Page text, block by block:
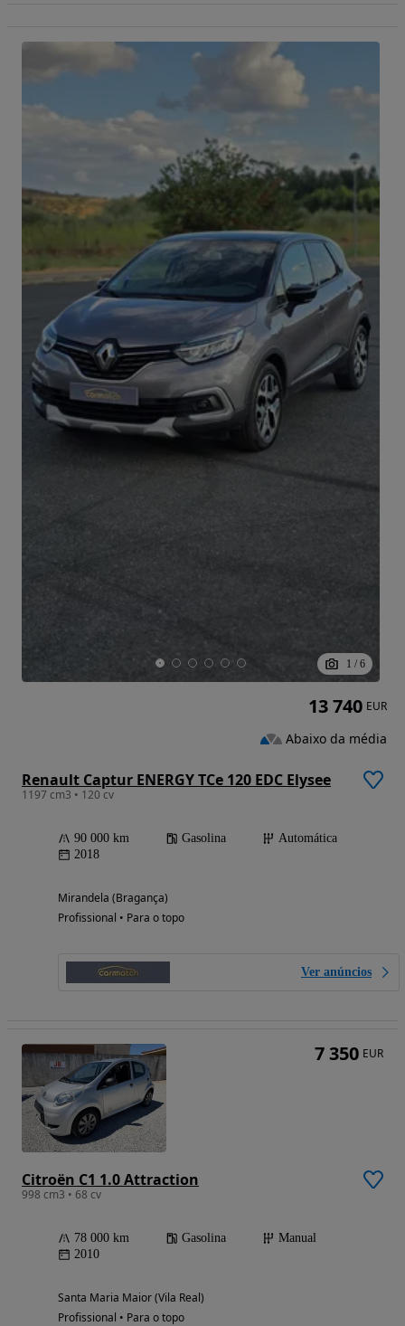
1 / 6
Renault Captur ENERGY TCe 120 EDC Elysee
1197 cm3 • 120 cv
90 000 km Gasolina
Automática
2018
Mirandela (Bragança)
Profissional • Para o topo
Ver anúncios
13 740 EUR
Abaixo da média
Citroën C1 1.0 Attraction
998 cm3 • 68 cv
78 000 km Gasolina
Manual
2010
Santa Maria Maior (Vila Real)
Profissional • Para o topo
7 350 EUR